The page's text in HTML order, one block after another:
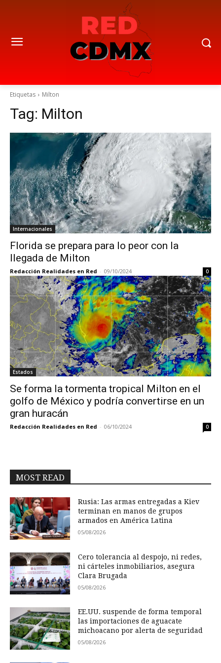
Etiquetas Milton
Tag: Milton
Internacionales
Florida se prepara para lo peor con la
llegada de Milton
Redacción Realidades en Red - 09/10/2024 0
Estados
Se forma la tormenta tropical Milton en el
golfo de México y podría convertirse en un
gran huracán
Redacción Realidades en Red - 06/10/2024 0
MOST READ
Rusia: Las armas entregadas a Kiev
terminan en manos de grupos
armados en América Latina
05/08/2026
Cero tolerancia al despojo, ni redes,
ni cárteles inmobiliarios, asegura
Clara Brugada
05/08/2026
EE.UU. suspende de forma temporal
las importaciones de aguacate
michoacano por alerta de seguridad
05/08/2026